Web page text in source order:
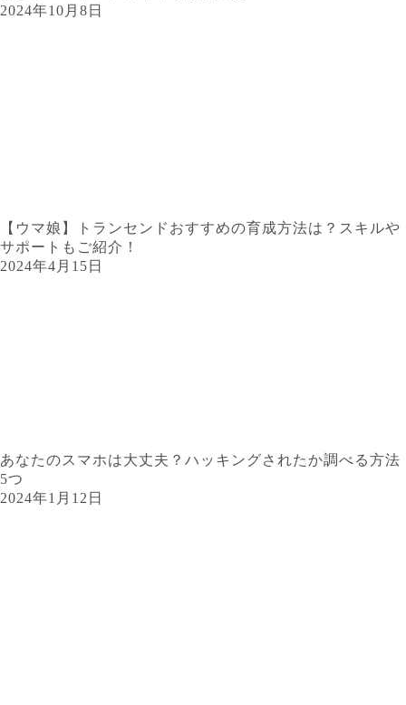
2024年10月8日
【ウマ娘】トランセンドおすすめの育成方法は？スキルや
サポートもご紹介！
2024年4月15日
あなたのスマホは大丈夫？ハッキングされたか調べる方法
5つ
2024年1月12日